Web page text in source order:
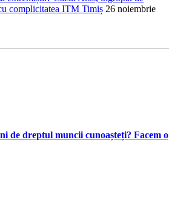
complicitatea ITM Timiș 26 noiembrie
de dreptul muncii cunoașteți? Facem o